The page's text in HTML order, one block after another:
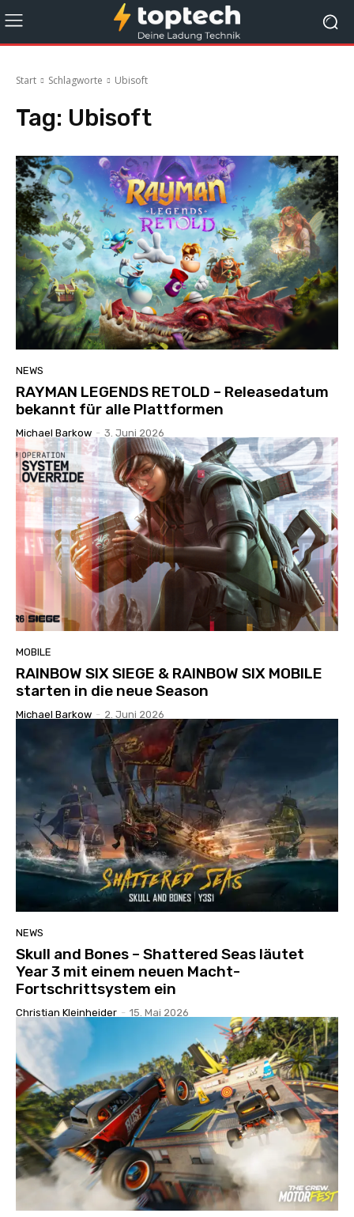
Start Schlagworte Ubisoft
Tag: Ubisoft
NEWS
RAYMAN LEGENDS RETOLD – Releasedatum
bekannt für alle Plattformen
Michael Barkow - 3. Juni 2026
MOBILE
RAINBOW SIX SIEGE & RAINBOW SIX MOBILE
starten in die neue Season
Michael Barkow - 2. Juni 2026
NEWS
Skull and Bones – Shattered Seas läutet
Year 3 mit einem neuen Macht-
Fortschrittsystem ein
Christian Kleinheider - 15. Mai 2026